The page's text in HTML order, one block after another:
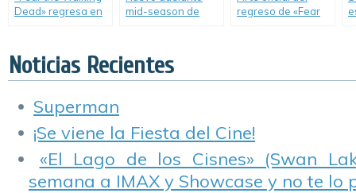
Dead» regresa en
mid-season de
regreso de «Fear
Noticias Recientes
Superman
¡Se viene la Fiesta del Cine!
«El Lago de los Cisnes» (Swan
semana a IMAX y Showcase y no te lo